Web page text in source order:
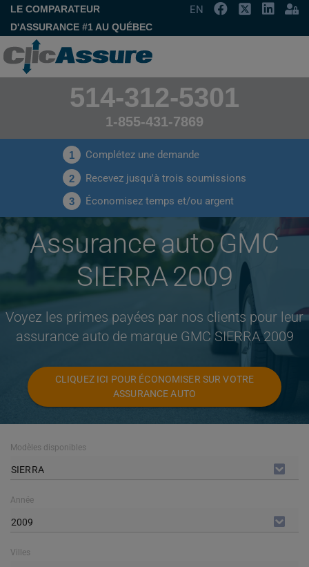
LE COMPARATEUR
D'ASSURANCE #1 AU QUÉBEC
EN
514-312-5301
1-855-431-7869
1 Complétez une demande
2 Recevez jusqu'à trois soumissions
3 Économisez temps et/ou argent
Assurance auto GMC
SIERRA 2009
Voyez les primes payées par nos clients pour leur
assurance auto de marque GMC SIERRA 2009
CLIQUEZ ICI POUR ÉCONOMISER SUR VOTRE
ASSURANCE AUTO
Modèles disponibles
SIERRA
Année
2009
Villes